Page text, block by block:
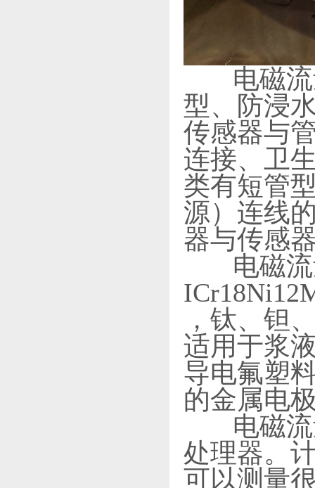
电磁流
型、防浸
传感器与
连接、卫
类有短管
源）连线
器与传感
电磁流
，钛、钽
适用于浆
导电氟塑
的金属电
电磁流
处理器。
可以测量